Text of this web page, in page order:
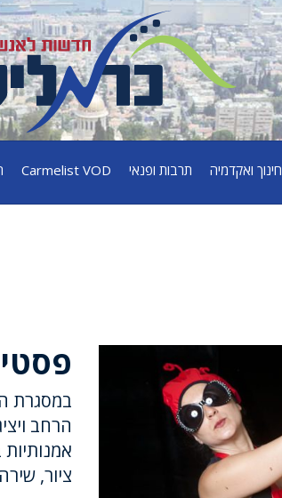
חינוך ואקדמיה תרבות ופנאי Carmelist VOD
פסטיבל
במסגרת
הרחב
ציור,